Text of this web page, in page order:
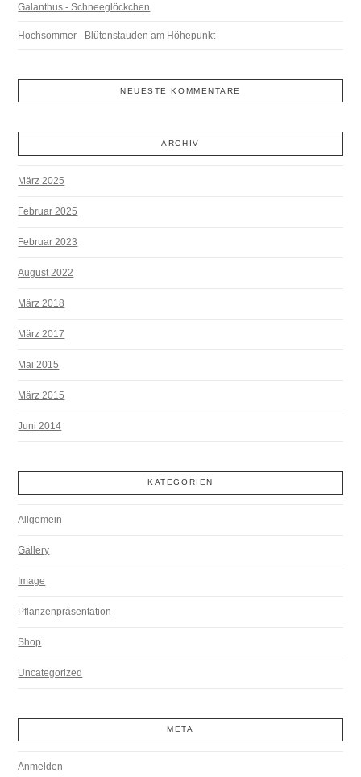
Galanthus - Schneeglöckchen
Hochsommer - Blütenstauden am Höhepunkt
NEUESTE KOMMENTARE
ARCHIV
März 2025
Februar 2025
Februar 2023
August 2022
März 2018
März 2017
Mai 2015
März 2015
Juni 2014
KATEGORIEN
Allgemein
Gallery
Image
Pflanzenpräsentation
Shop
Uncategorized
META
Anmelden